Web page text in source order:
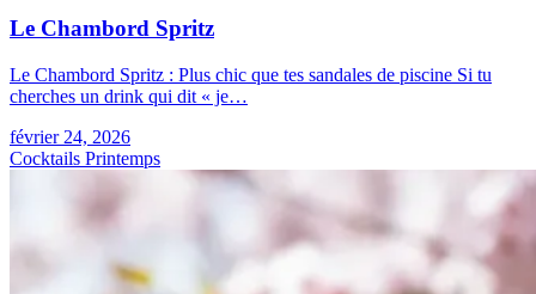
Le Chambord Spritz
Le Chambord Spritz : Plus chic que tes sandales de piscine Si tu
cherches un drink qui dit « je…
février 24, 2026
Cocktails Printemps